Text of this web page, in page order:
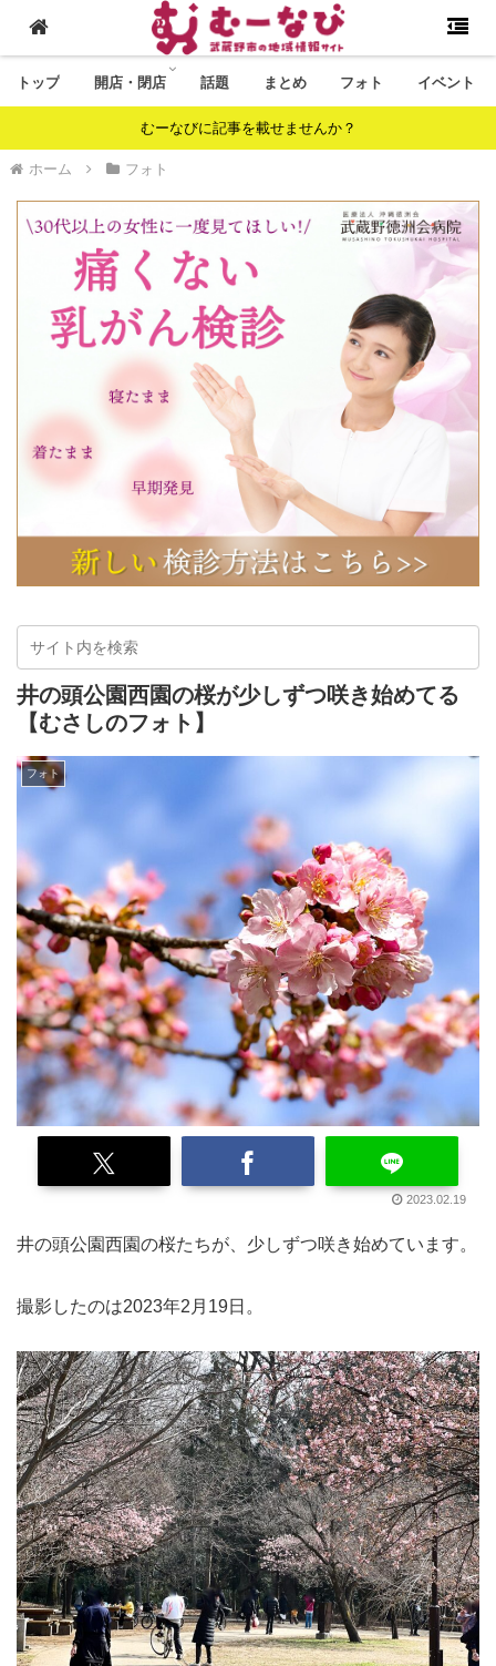
トップ 開店・閉店 話題 まとめ フォト イベント
むーなびに記事を載せませんか？
ホーム フォト
井の頭公園西園の桜が少しずつ咲き始めてる
【むさしのフォト】
フォト
2023.02.19
井の頭公園西園の桜たちが、少しずつ咲き始めています。
撮影したのは2023年2月19日。